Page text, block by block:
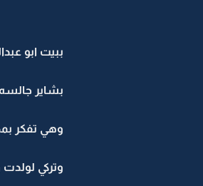
ببيت ابو
بشاير
وهي تفكر
وتركي